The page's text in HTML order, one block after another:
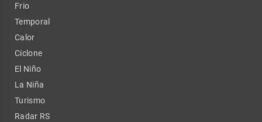
Frio
Temporal
Calor
Ciclone
El Niño
La Niña
Turismo
Radar RS